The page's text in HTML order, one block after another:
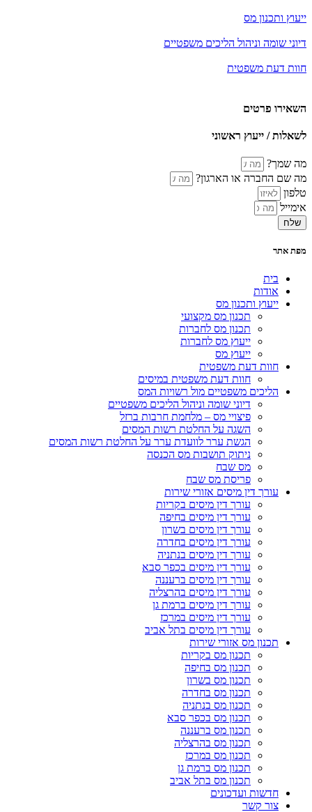
ייעוץ ותכנון מס
דיוני שומה וניהול הליכים משפטיים
חוות דעת משפטית
השאירו פרטים
לשאלות / ייעוץ ראשוני
מה שמך?
מה שם החברה או הארגון?
טלפון
אימייל
שלח
מפת אתר
בית
אודות
ייעוץ ותכנון מס
תכנון מס מקצועי
תכנון מס לחברות
ייעוץ מס לחברות
ייעוץ מס
חוות דעת משפטית
חוות דעת משפטית במיסים
הליכים משפטיים מול רשויות המס
דיוני שומה וניהול הליכים משפטיים
פיצויי מס – מלחמת חרבות ברזל
השגה על החלטת רשות המסים
הגשת ערר לוועדת ערר על החלטת רשות המסים
ניתוק תושבות מס הכנסה
מס שבח
פריסת מס שבח
עורך דין מיסים אזורי שירות
עורך דין מיסים בקריות
עורך דין מיסים בחיפה
עורך דין מיסים בשרון
עורך דין מיסים בחדרה
עורך דין מיסים בנתניה
עורך דין מיסים בכפר סבא
עורך דין מיסים ברעננה
עורך דין מיסים בהרצליה
עורך דין מיסים ברמת גן
עורך דין מיסים במרכז
עורך דין מיסים בתל אביב
תכנון מס אזורי שירות
תכנון מס בקריות
תכנון מס בחיפה
תכנון מס בשרון
תכנון מס בחדרה
תכנון מס בנתניה
תכנון מס בכפר סבא
תכנון מס ברעננה
תכנון מס בהרצליה
תכנון מס במרכז
תכנון מס ברמת גן
תכנון מס בתל אביב
חדשות ועדכונים
צור קשר